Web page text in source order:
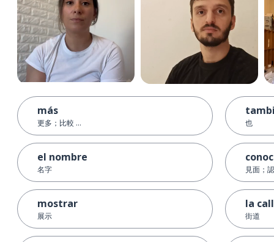
más
更多；比較 ...
el nombre
名字
mostrar
展示
也
見面；
la
街道